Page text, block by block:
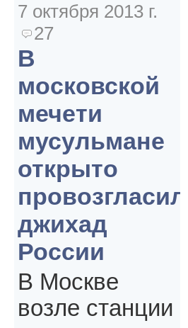
7 октября 2013 г.
27
В
московской
мечети
мусульмане
открыто
провозгласили
джихад
России
В Москве
возле станции